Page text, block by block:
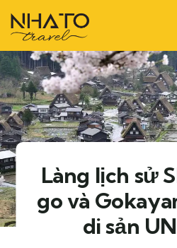
Làng lịch sử
go và
di sản